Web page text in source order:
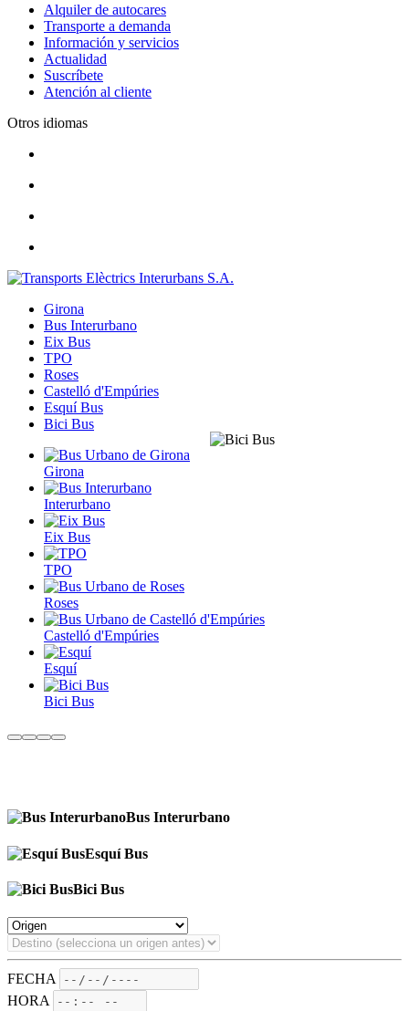
Alquiler de autocares
Transporte a demanda
Información y servicios
Actualidad
Suscríbete
Atención al cliente
Otros idiomas
Girona
Bus Interurbano
Eix Bus
TPO
Roses
Castelló d'Empúries
Esquí Bus
Bici Bus
Girona
Interurbano
Eix Bus
TPO
Roses
Castelló d'Empúries
Esquí
Bici Bus
Bus Interurbano
Esquí Bus
Bici Bus
FECHA
HORA